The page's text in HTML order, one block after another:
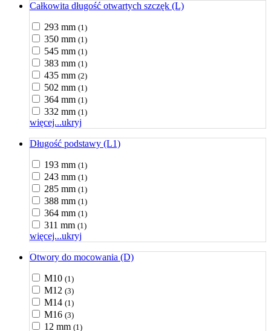
Całkowita długość otwartych szczęk (L)
293 mm (1)
350 mm (1)
545 mm (1)
383 mm (1)
435 mm (2)
502 mm (1)
364 mm (1)
332 mm (1)
więcej...ukryj
Długość podstawy (L1)
193 mm (1)
243 mm (1)
285 mm (1)
388 mm (1)
364 mm (1)
311 mm (1)
więcej...ukryj
Otwory do mocowania (D)
M10 (1)
M12 (3)
M14 (1)
M16 (3)
12 mm (1)